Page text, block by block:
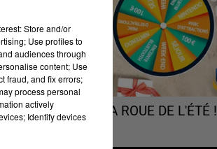
TOURNEZ LA ROUE DE L'ÉTÉ !
Store and/or
Use profiles to
audiences through
content; Use
fraud, and fix errors;
process personal
actively
Identify devices